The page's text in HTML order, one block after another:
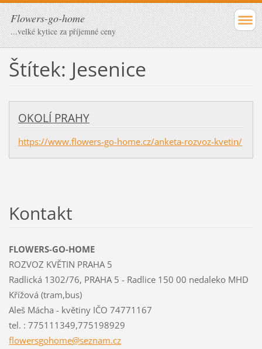
Flowers-go-home
...velké kytice za příjemné ceny
Štítek: Jesenice
OKOLÍ PRAHY
https://www.flowers-go-home.cz/anketa-rozvoz-kvetin/
Kontakt
FLOWERS-GO-HOME
ROZVOZ KVĚTIN PRAHA 5
Radlická 1302/76, PRAHA 5 - Radlice 150 00 nedaleko MHD
Křížová (tram,bus)
Aleš Mácha - květiny IČO 74771167
tel. : 775111349,775198929
flowersgohome@seznam.cz